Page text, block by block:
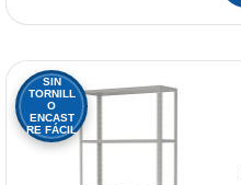
SIN
TORNILL
O
ENCAST
RE FÁCIL